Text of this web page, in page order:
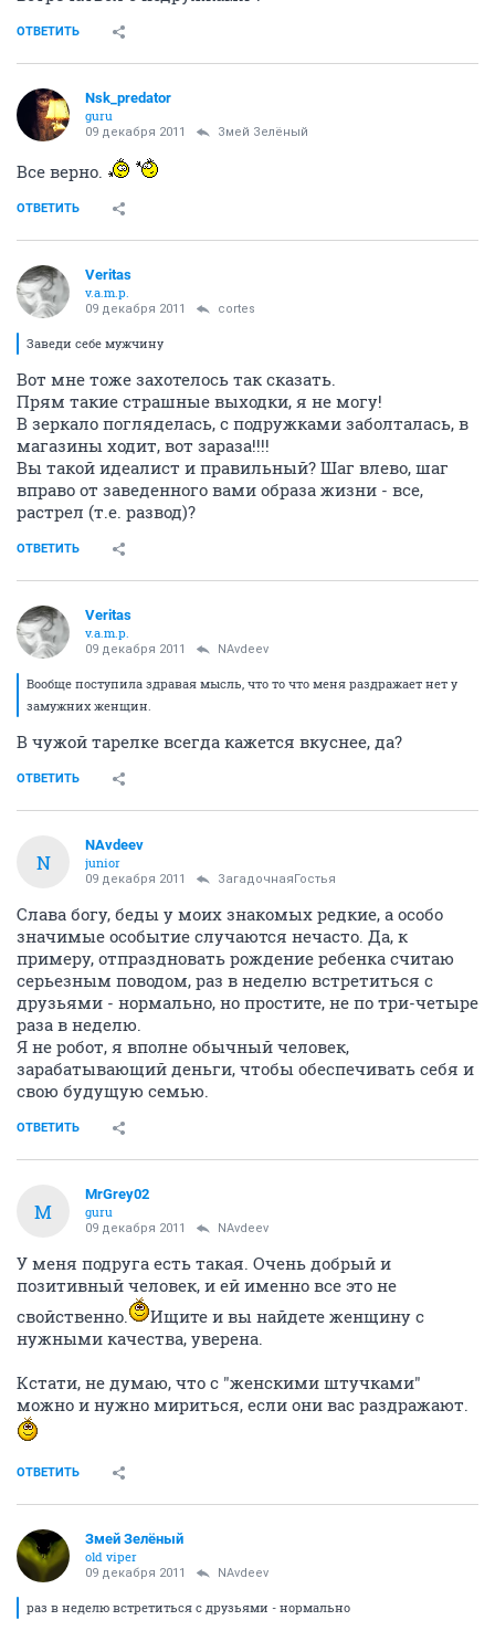
ОТВЕТИТЬ
Nsk_predator
guru
09 декабря 2011 Змей Зелёный
Все верно.
ОТВЕТИТЬ
Veritas
v.a.m.p.
09 декабря 2011 cortes
Заведи себе мужчину
Вот мне тоже захотелось так сказать.
Прям такие страшные выходки, я не могу!
В зеркало погляделась, с подружками заболталась, в
магазины ходит, вот зараза!!!!
Вы такой идеалист и правильный? Шаг влево, шаг
вправо от заведенного вами образа жизни - все,
растрел (т.е. развод)?
ОТВЕТИТЬ
Veritas
v.a.m.p.
09 декабря 2011 NAvdeev
Вообще поступила здравая мысль, что то что меня раздражает нет у
замужних женщин.
В чужой тарелке всегда кажется вкуснее, да?
ОТВЕТИТЬ
N
NAvdeev
junior
09 декабря 2011 ЗагадочнаяГостья
Слава богу, беды у моих знакомых редкие, а особо
значимые особытие случаются нечасто. Да, к
примеру, отпраздновать рождение ребенка считаю
серьезным поводом, раз в неделю встретиться с
друзьями - нормально, но простите, не по три-четыре
раза в неделю.
Я не робот, я вполне обычный человек,
зарабатывающий деньги, чтобы обеспечивать себя и
свою будущую семью.
ОТВЕТИТЬ
M
MrGrey02
guru
09 декабря 2011 NAvdeev
У меня подруга есть такая. Очень добрый и
позитивный человек, и ей именно все это не
свойственно.
Ищите и вы найдете женщину с
нужными качества, уверена.
Кстати, не думаю, что с "женскими штучками"
можно и нужно мириться, если они вас раздражают.
ОТВЕТИТЬ
Змей Зелёный
old viper
09 декабря 2011 NAvdeev
раз в неделю встретиться с друзьями - нормально